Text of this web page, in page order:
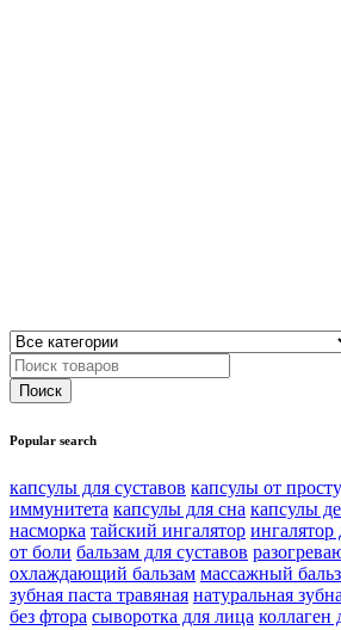
Popular search
капсулы для суставов капсулы от
иммунитета капсулы для сна капсулы
насморка тайский ингалятор
от боли бальзам для суставов
охлаждающий бальзам массажный
зубная паста травяная натуральная
без фтора сыворотка для лица коллаген